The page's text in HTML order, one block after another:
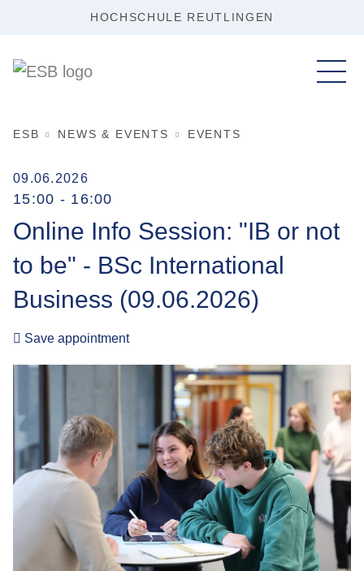
HOCHSCHULE REUTLINGEN
ESB NEWS & EVENTS EVENTS
09.06.2026
15:00 - 16:00
Online Info Session: "IB or not
to be" - BSc International
Business (09.06.2026)
Save appointment